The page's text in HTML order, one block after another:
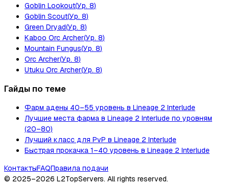
Goblin Lookout(Ур. 8)
Goblin Scout(Ур. 8)
Green Dryad(Ур. 8)
Kaboo Orc Archer(Ур. 8)
Mountain Fungus(Ур. 8)
Orc Archer(Ур. 8)
Utuku Orc Archer(Ур. 8)
Гайды по теме
Фарм адены 40–55 уровень в Lineage 2 Interlude
Лучшие места фарма в Lineage 2 Interlude по уровням
(20–80)
Лучший класс для PvP в Lineage 2 Interlude
Быстрая прокачка 1–40 уровень в Lineage 2 Interlude
КонтактыFAQПравила подачи
© 2025–2026 L2TopServers. All rights reserved.